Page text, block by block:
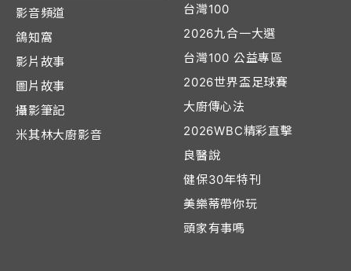
影音頻道
鴿知窩
影片故事
圖片故事
攝影筆記
米其林大廚影音
台灣100
2026九合一大選
台灣100 公益專區
2026世界盃足球賽
大廚傳心法
2026WBC精彩直擊
良醫說
健保30年特刊
美樂蒂帶你玩
頭家有事嗎